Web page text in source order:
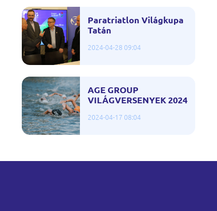
Paratriatlon Világkupa
Tatán
2024-04-28 09:04
AGE GROUP
VILÁGVERSENYEK 2024
2024-04-17 08:04